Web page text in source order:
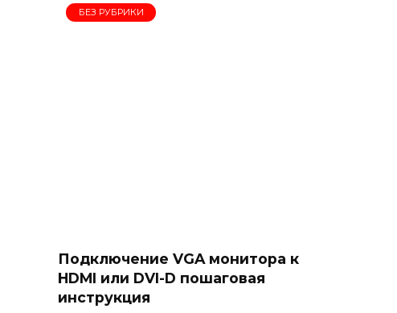
БЕЗ РУБРИКИ
Подключение VGA монитора к
HDMI или DVI-D пошаговая
инструкция